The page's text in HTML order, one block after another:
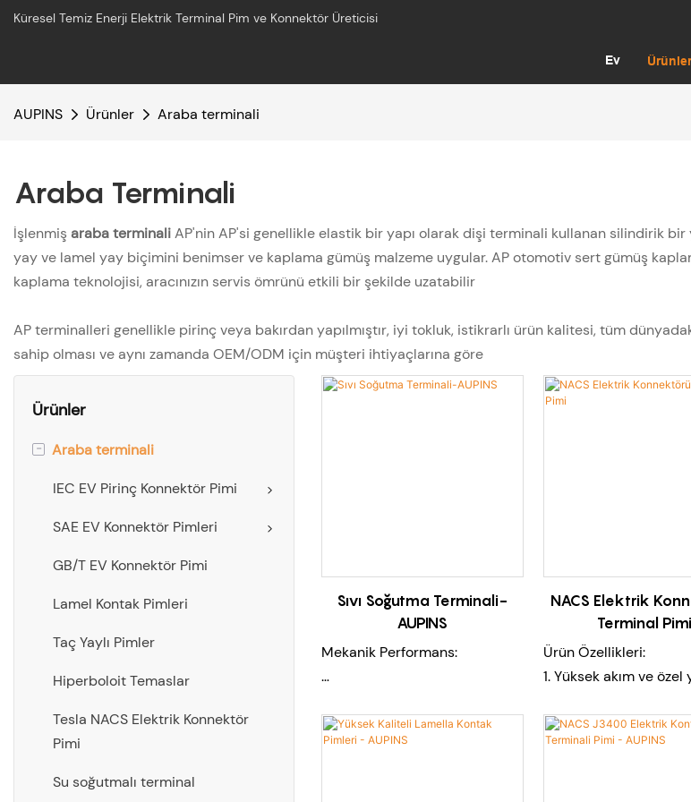
Küresel Temiz Enerji Elektrik Terminal Pim ve Konnektör Üreticisi
Ev Ürünler
AUPINS Ürünler Araba terminali
Araba Terminali
İşlenmiş araba terminaliAP'nin AP'si genellikle elastik bir yapı olarak dişi terminali kullanan silindirik
yay ve lamel yay biçimini benimser ve kaplama gümüş malzeme uygular. AP otomotiv sert gümüş
kaplama teknolojisi, aracınızın servis ömrünü etkili bir şekilde uzatabilir
AP terminalleri genellikle pirinç veya bakırdan yapılmıştır, iyi tokluk, istikrarlı ürün kalitesi, tüm
sahip olması ve aynı zamanda OEM/ODM için müşteri ihtiyaçlarına göre
Ürünler
- Araba terminali
IEC EV Pirinç Konnektör Pimi
SAE EV Konnektör Pimleri
GB/T EV Konnektör Pimi
Lamel Kontak Pimleri
Taç Yaylı Pimler
Hiperboloit Temaslar
Tesla NACS Elektrik Konnektör
Pimi
Su soğutmalı terminal
Sıvı Soğutma Terminali-
AUPINS
Mekanik Performans:
kaplama,gümüş kaplama
NACS Elektrik
Terminal Pimi
Ürün Özellikleri:
1. Yüksek akım ve özel
özel tasarım
2.Düşük temasa